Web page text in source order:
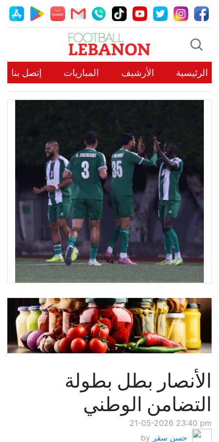
الرئيسية الأرشيف المباريات إتصل بنا
الأنصار بطل بطولة
التضامن الوطني
21-05-2026 23:40 pm
by حسن سقر